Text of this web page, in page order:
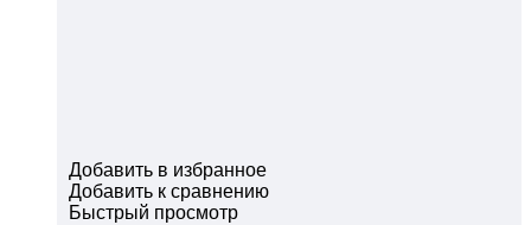
Добавить в избранное
Добавить к сравнению
Быстрый просмотр